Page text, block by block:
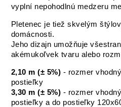
vyplní nepohodlnú medzeru
Pletenec je tiež skvelým
domácnosti.
Jeho dizajn umožňuje
akémukoľvek tvaru alebo
2,10 m (± 5%) - rozmer
postieľky
3,30 m (± 5%) - rozmer
postieľky a do postieľky